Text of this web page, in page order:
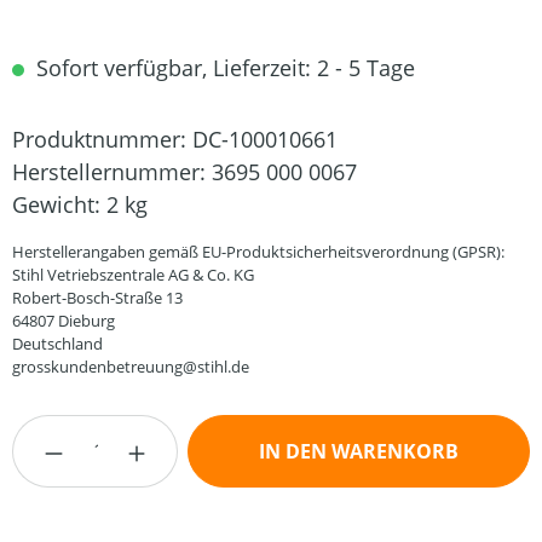
Sofort verfügbar, Lieferzeit: 2 - 5 Tage
Produktnummer: DC-100010661
Herstellernummer: 3695 000 0067
Gewicht: 2 kg
Herstellerangaben gemäß EU-Produktsicherheitsverordnung (GPSR):
Stihl Vetriebszentrale AG & Co. KG
Robert-Bosch-Straße 13
64807 Dieburg
Deutschland
grosskundenbetreuung@stihl.de
Produkt Anzahl: Gib den gewünschten
IN DEN WARENKORB